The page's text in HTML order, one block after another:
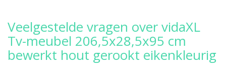
Veelgestelde vragen over vidaXL
Tv-meubel 206,5x28,5x95 cm
bewerkt hout gerookt eikenkleurig